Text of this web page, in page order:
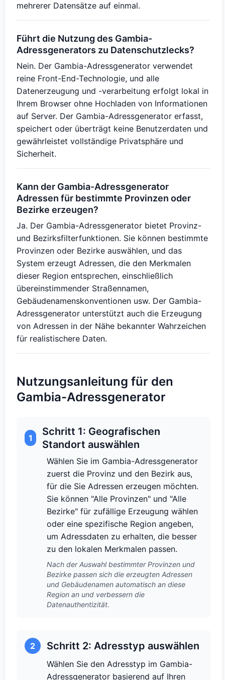
mehrerer Datensätze auf einmal.
Führt die Nutzung des Gambia-
Adressgenerators zu Datenschutzlecks?
Nein. Der Gambia-Adressgenerator verwendet
reine Front-End-Technologie, und alle
Datenerzeugung und -verarbeitung erfolgt lokal in
Ihrem Browser ohne Hochladen von Informationen
auf Server. Der Gambia-Adressgenerator erfasst,
speichert oder überträgt keine Benutzerdaten und
gewährleistet vollständige Privatsphäre und
Sicherheit.
Kann der Gambia-Adressgenerator
Adressen für bestimmte Provinzen oder
Bezirke erzeugen?
Ja. Der Gambia-Adressgenerator bietet Provinz-
und Bezirksfilterfunktionen. Sie können bestimmte
Provinzen oder Bezirke auswählen, und das
System erzeugt Adressen, die den Merkmalen
dieser Region entsprechen, einschließlich
übereinstimmender Straßennamen,
Gebäudenamenskonventionen usw. Der Gambia-
Adressgenerator unterstützt auch die Erzeugung
von Adressen in der Nähe bekannter Wahrzeichen
für realistischere Daten.
Nutzungsanleitung für den
Gambia-Adressgenerator
1
Schritt 1: Geografischen
Standort auswählen
Wählen Sie im Gambia-Adressgenerator
zuerst die Provinz und den Bezirk aus,
für die Sie Adressen erzeugen möchten.
Sie können "Alle Provinzen" und "Alle
Bezirke" für zufällige Erzeugung wählen
oder eine spezifische Region angeben,
um Adressdaten zu erhalten, die besser
zu den lokalen Merkmalen passen.
Nach der Auswahl bestimmter Provinzen und
Bezirke passen sich die erzeugten Adressen
und Gebäudenamen automatisch an diese
Region an und verbessern die
Datenauthentizität.
2 Schritt 2: Adresstyp auswählen
Wählen Sie den Adresstyp im Gambia-
Adressgenerator basierend auf Ihren